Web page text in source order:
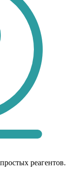
реагентов.